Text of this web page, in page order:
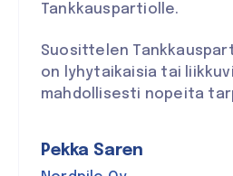
Tankkauspartiolle.
Suosittelen
on lyhytaikaisia tai
mahdollisesti nopeita
Pekka Saren